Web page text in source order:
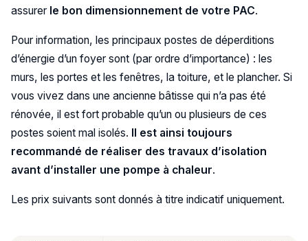
assurer le bon dimensionnement de votre PAC.
Pour information, les principaux postes de déperditions
d’énergie d’un foyer sont (par ordre d’importance) : les
murs, les portes et les fenêtres, la toiture, et le plancher. Si
vous vivez dans une ancienne bâtisse qui n’a pas été
rénovée, il est fort probable qu’un ou plusieurs de ces
postes soient mal isolés.
Il est ainsi toujours
recommandé de réaliser des travaux d’isolation
avant d’installer une pompe à chaleur.
Les prix suivants sont donnés à titre indicatif uniquement.